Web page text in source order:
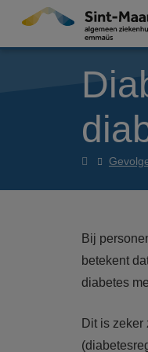
Overslaan en naar de
Bij
betekent
diabetes
Dit is